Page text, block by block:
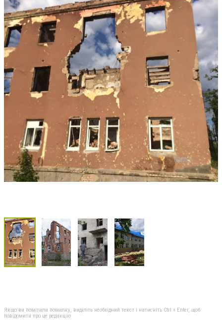
Якщо ви помітили помилку, виділіть необхідний текст і натисніть Ctrl + Enter, щоб
повідомити про це редакцію